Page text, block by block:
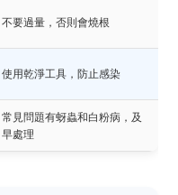
不要過量，否則會燒根
使用乾淨工具，防止感染
常見問題有蚜蟲和白粉病，及
早處理